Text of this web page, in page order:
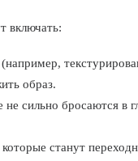
включать:
образ.
сильно бросаются в
станут